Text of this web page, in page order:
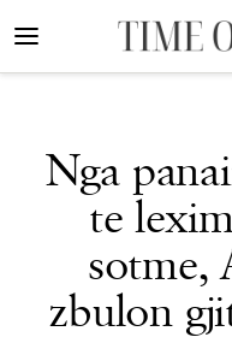
Nga
te
sotme,
zbulon